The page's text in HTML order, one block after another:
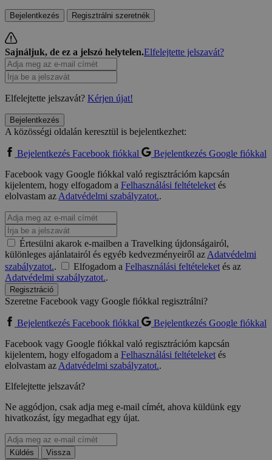
Bejelentkezés Regisztrálni szeretnék
Sajnáljuk, de ez a jelszó helytelen.Elfelejtette jelszavát?
Elfelejtette jelszavát? Kérjen újat!
Bejelentkezés
A közösségi oldalán keresztül is bejelentkezhet:
Bejelentkezés Facebook fiókkal
Bejelentkezés Google fiókkal
Facebook vagy Google fiókkal való regisztrációm kapcsán
kijelentem, hogy elfogadom a Felhasználási feltételeketés
elolvastam azAdatvédelmi szabályzatot..
Értesülni akarok e-mailben a Travelking újdonságairól,
különleges ajánlatairól és egyéb kedvezményeiről azAdatvédelmi
szabályzatot.. Elfogadom a Felhasználási feltételeketés az
Adatvédelmi szabályzatot..
Regisztráció
Szeretne Facebook vagy Google fiókkal regisztrálni?
Bejelentkezés Facebook fiókkal
Bejelentkezés Google fiókkal
Facebook vagy Google fiókkal való regisztrációm kapcsán
kijelentem, hogy elfogadom a Felhasználási feltételeketés
elolvastam azAdatvédelmi szabályzatot..
Elfelejtette jelszavát?
Ne aggódjon, csak adja meg e-mail címét, ahova küldünk egy
hivatkozást, így megadhat egy újat.
Küldés
Vissza